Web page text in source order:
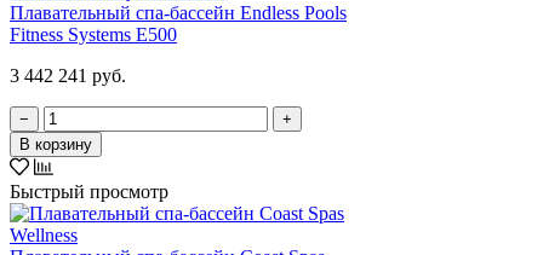
Плавательный спа-бассейн Endless Pools
Fitness Systems E500
3 442 241 руб.
−
+
В корзину
Быстрый просмотр